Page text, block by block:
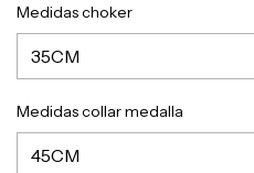
Medidas choker
Medidas collar medalla